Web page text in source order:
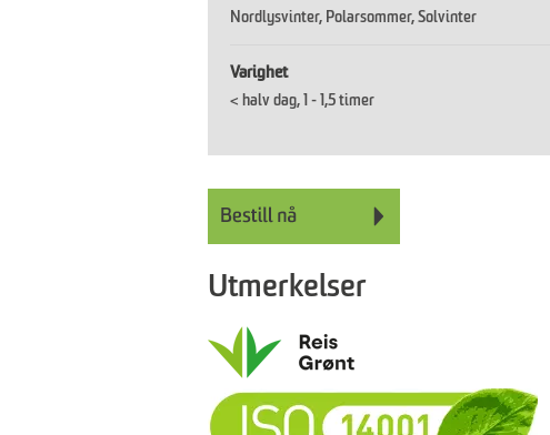
Nordlysvinter Polarsommer Solvinter
Varighet
< halv dag 1 - 1,5 timer
Utmerkelser